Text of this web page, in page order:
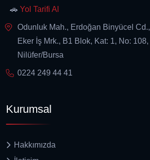
🚗 Yol Tarifi Al
Odunluk Mah., Erdoğan Binyücel Cd.,
Eker İş Mrk., B1 Blok, Kat: 1, No: 108,
Nilüfer/Bursa
0224 249 44 41
Kurumsal
Hakkımızda